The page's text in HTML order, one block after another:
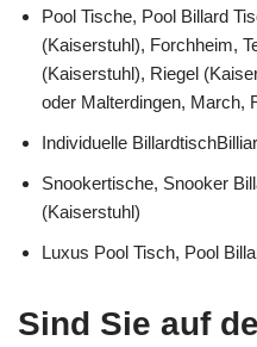
Pool Tische, Pool Billard
(Kaiserstuhl), Forchheim,
(Kaiserstuhl), Riegel
oder Malterdingen, March,
Individuelle
Snookertische, Snooker
(Kaiserstuhl)
Luxus Pool Tisch, Pool
Sind Sie auf